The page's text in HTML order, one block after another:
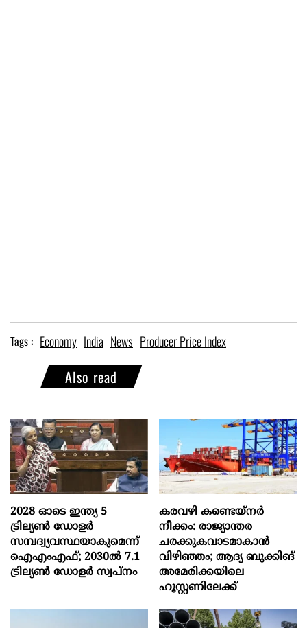
Tags : Economy India News Producer Price Index
Also read
2028 ഓടെ ഇന്ത്യ 5
ട്രില്യണ്‍ ഡോളര്‍
സമ്പദ്വ്യവസ്ഥയാകുമെന്ന്
ഐഎംഎഫ്; 2030ല്‍ 7.1
ട്രില്യണ്‍ ഡോളര്‍ സ്വപ്നം
കരവഴി കണ്ടെയ്നർ
നീക്കം: രാജ്യാന്തര
ചരക്കുകവാടമാകാൻ
വിഴിഞ്ഞം; ആദ്യ ബുക്കിങ്
അമേരിക്കയിലെ
ഹൂസ്റ്റണിലേക്ക്